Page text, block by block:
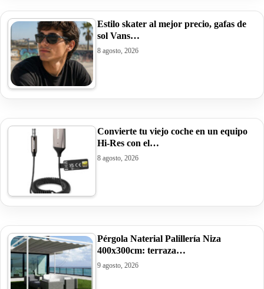
Estilo skater al mejor precio, gafas de
sol Vans…
8 agosto, 2026
Convierte tu viejo coche en un equipo
Hi-Res con el…
8 agosto, 2026
Pérgola Naterial Palillería Niza
400x300cm: terraza…
9 agosto, 2026